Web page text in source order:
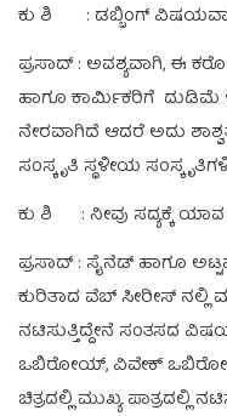
ಕು ಶಿ : ಡಬ್ಬಿಂಗ್ ವಿಷಯವಾಗಿ
ಪ್ರಸಾದ್ : ಅವಶ್ಯವಾಗಿ, ಈ
ಹಾಗೂ ಕಾರ್ಮಿಕರಿಗೆ ದುಡಿಮೆ
ನೇರವಾಗಿದೆ ಆದರೆ ಅದು
ಸಂಸ್ಕೃತಿ ಸ್ಥಳೀಯ
ಕು ಶಿ : ನೀವು ಸದ್ಯಕ್ಕೆ ಯಾವ
ಪ್ರಸಾದ್ : ಸೈನೆಡ್ ಹಾಗೂ
ಕುರಿತಾದ ವೆಬ್ ಸೀರೀಸ್
ನಟಿಸುತ್ತಿದ್ದೇನೆ ಸಂತಸದ
ಒಬಿರೋಯ್, ವಿವೇಕ್
ಚಿತ್ರದಲ್ಲಿ ಮುಖ್ಯ ಪಾತ್ರದಲ್ಲಿ